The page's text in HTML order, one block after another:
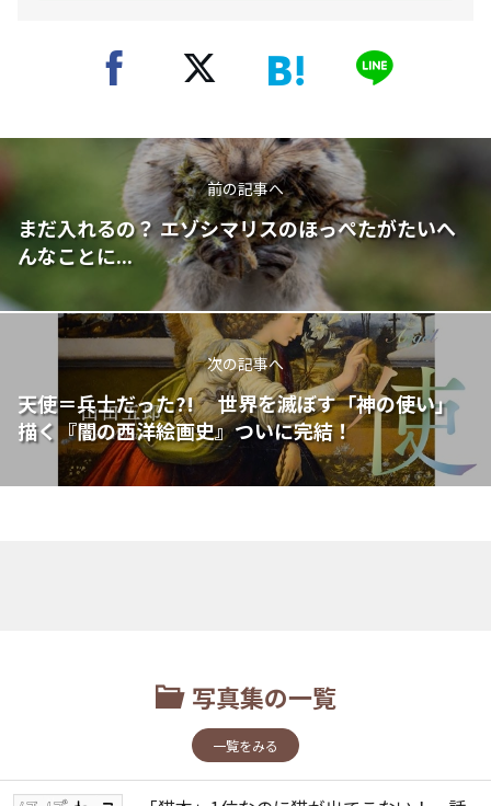
前の記事へ
まだ入れるの？ エゾシマリスのほっぺたがたいへ
んなことに...
次の記事へ
天使＝兵士だった?! 世界を滅ぼす「神の使い」
描く『闇の西洋絵画史』ついに完結！
写真集の一覧
一覧をみる